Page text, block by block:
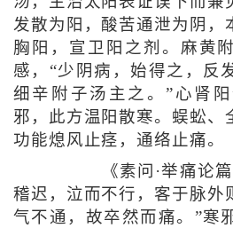
发散为阳，酸苦通泄为阴，
胸阳，宣卫阳之剂。麻黄
感，“少阴病，始得之，反
细辛附子汤主之。”心肾
邪，此方温阳散寒。蜈蚣、
功能熄风止痉，通络止痛。
《素问·举痛论篇
稽迟，泣而不行，客于脉外
气不通，故卒然而痛。”寒